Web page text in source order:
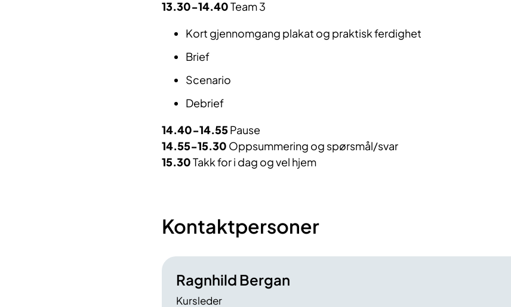
13.30-14.40Team 3
Kort gjennomgang plakat og praktisk ferdighet
Brief
Scenario
Debrief
14.40-14.55Pause
14.55-15.30 Oppsummering og spørsmål/svar
15.30Takk for i dag og vel hjem
Kontaktpersoner
Ragnhild Bergan
Kursleder